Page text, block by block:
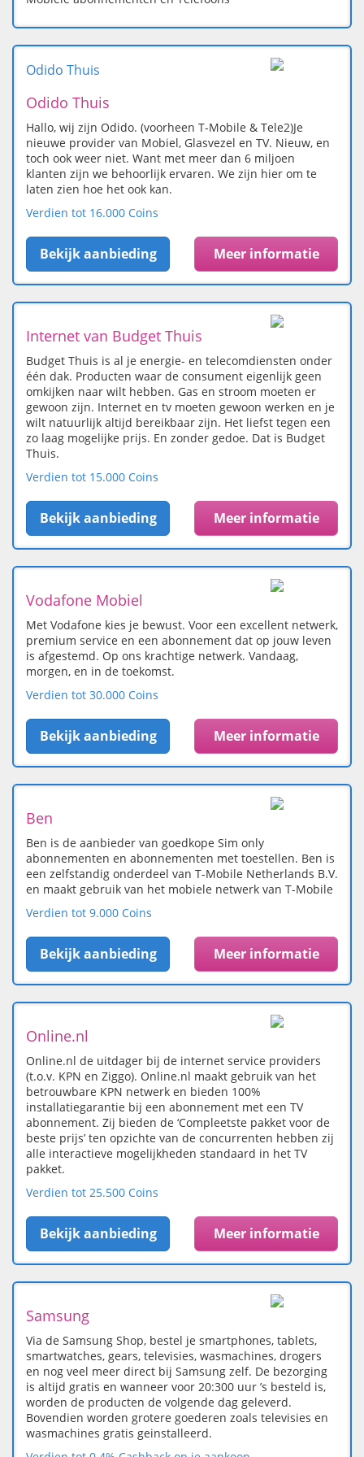
Odido Thuis
Odido Thuis
Hallo, wij zijn Odido. (voorheen T-Mobile & Tele2)Je
nieuwe provider van Mobiel, Glasvezel en TV. Nieuw, en
toch ook weer niet. Want met meer dan 6 miljoen
klanten zijn we behoorlijk ervaren. We zijn hier om te
laten zien hoe het ook kan.
Verdien tot 16.000 Coins
Bekijk aanbieding Meer informatie
Internet van Budget Thuis
Budget Thuis is al je energie- en telecomdiensten onder
één dak. Producten waar de consument eigenlijk geen
omkijken naar wilt hebben. Gas en stroom moeten er
gewoon zijn. Internet en tv moeten gewoon werken en je
wilt natuurlijk altijd bereikbaar zijn. Het liefst tegen een
zo laag mogelijke prijs. En zonder gedoe. Dat is Budget
Thuis.
Verdien tot 15.000 Coins
Bekijk aanbieding Meer informatie
Vodafone Mobiel
Met Vodafone kies je bewust. Voor een excellent netwerk,
premium service en een abonnement dat op jouw leven
is afgestemd. Op ons krachtige netwerk. Vandaag,
morgen, en in de toekomst.
Verdien tot 30.000 Coins
Bekijk aanbieding Meer informatie
Ben
Ben is de aanbieder van goedkope Sim only
abonnementen en abonnementen met toestellen. Ben is
een zelfstandig onderdeel van T-Mobile Netherlands B.V.
en maakt gebruik van het mobiele netwerk van T-Mobile
Verdien tot 9.000 Coins
Bekijk aanbieding Meer informatie
Online.nl
Online.nl de uitdager bij de internet service providers
(t.o.v. KPN en Ziggo). Online.nl maakt gebruik van het
betrouwbare KPN netwerk en bieden 100%
installatiegarantie bij een abonnement met een TV
abonnement. Zij bieden de ‘Compleetste pakket voor de
beste prijs’ ten opzichte van de concurrenten hebben zij
alle interactieve mogelijkheden standaard in het TV
pakket.
Verdien tot 25.500 Coins
Bekijk aanbieding Meer informatie
Samsung
Via de Samsung Shop, bestel je smartphones, tablets,
smartwatches, gears, televisies, wasmachines, drogers
en nog veel meer direct bij Samsung zelf. De bezorging
is altijd gratis en wanneer voor 20:300 uur ’s besteld is,
worden de producten de volgende dag geleverd.
Bovendien worden grotere goederen zoals televisies en
wasmachines gratis geinstalleerd.